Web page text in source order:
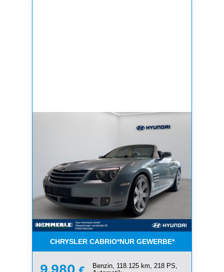
CHRYSLER CABRIO*NUR GEWERBE*
Benzin, 118.125 km, 218 PS,